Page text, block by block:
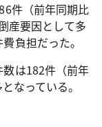
件（前年同期比
産要因として多
負担だった。
は182件（前年
なっている。